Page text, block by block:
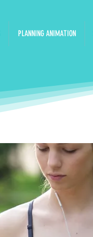
PLANNING ANIMATION